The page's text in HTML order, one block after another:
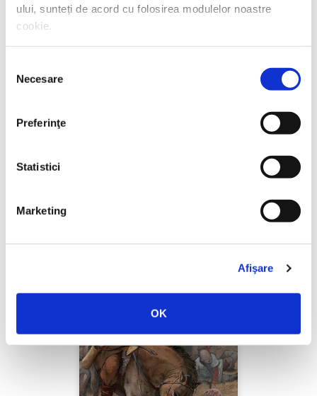
ului, sunteți de acord cu folosirea modulelor noastre
cookie.
consimțământului
Necesare
Preferinţe
Statistici
Marketing
Afişare
OK